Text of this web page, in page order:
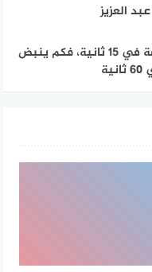
العزيز
اذا كان معدل نبضُ قلب عدنان ١٨ نبضة في ١٥ ثانية، فكم ينبض